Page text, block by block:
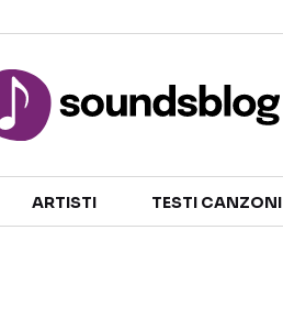
ARTISTI TESTI CANZONI